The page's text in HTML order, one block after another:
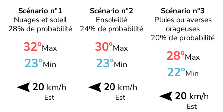
Scénario n°1
Nuages et soleil
28% de probabilité
32°Max
23°Min
20km/h
Est
Scénario n°2
Ensoleillé
24% de probabilité
30°Max
23°Min
20km/h
Est
Scénario n°3
Pluies ou averses
orageuses
20% de probabilité
28°Max
22°Min
20 km/h
Est